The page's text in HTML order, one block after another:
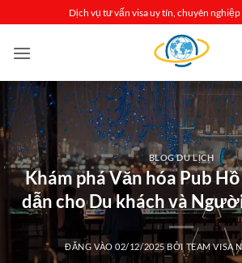
qua
nội
Dịch vụ tư vấn visa uy tín, chuyên
BLOG DU LỊCH
Khám phá Văn hóa Pub
dẫn cho Du khách và
ĐĂNG VÀO02/12/2025 BỞI TEAM VISA